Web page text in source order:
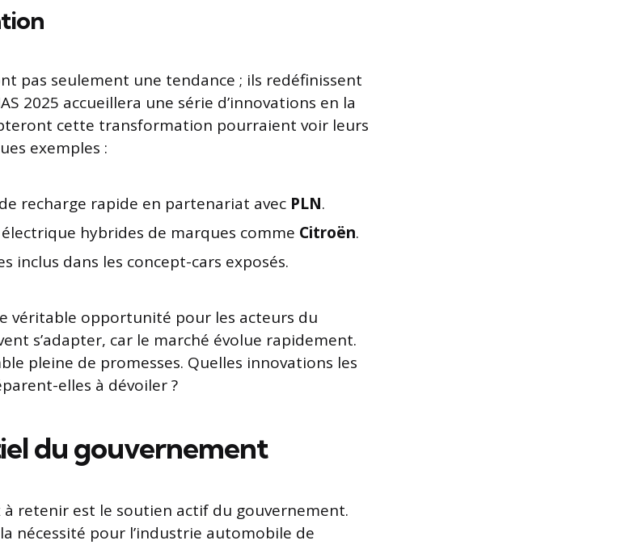
pas seulement une tendance ; ils redéfinissent
2025 accueillera une série d’innovations en la
cette transformation pourraient voir leurs
exemples :
recharge rapide en partenariat avec PLN.
hybrides de marques comme Citroën.
inclus dans les concept-cars exposés.
véritable opportunité pour les acteurs du
s’adapter, car le marché évolue rapidement.
pleine de promesses. Quelles innovations les
elles à dévoiler ?
du gouvernement
retenir est le soutien actif du gouvernement.
nécessité pour l’industrie automobile de